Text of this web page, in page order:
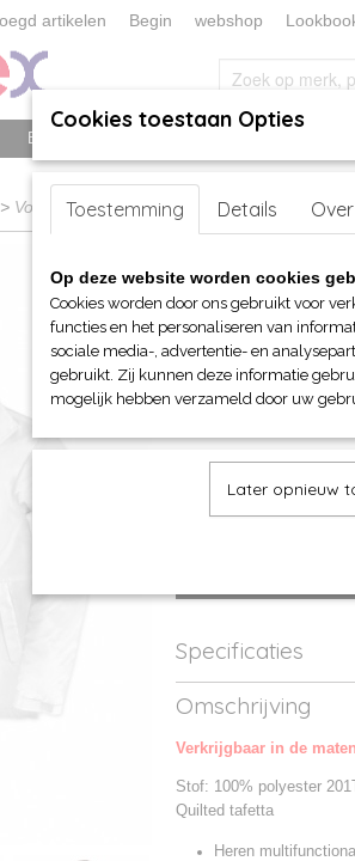
artikelen Begin webshop
BED-, BAD-, KEUKEN EN TAFELLINNEN
> Voor hem (unisex)>Jassen en Bodywarmers
B&C Multi
€ 43,10 (inclusief btw
Maat
Specificaties
Productcode
Productcode leverancier
Omschrijving
Verkrijgbaar in de
Stof: 100% polyester
Quilted tafetta
Heren
Cookies toestaan Opties
Toestemming Details Over
Op deze website worden cookies
Cookies worden door ons gebruikt voor
functies en het personaliseren van
sociale media-, advertentie- en
gebruikt. Zij kunnen deze informatie
mogelijk hebben verzameld door uw
Later opnieuw